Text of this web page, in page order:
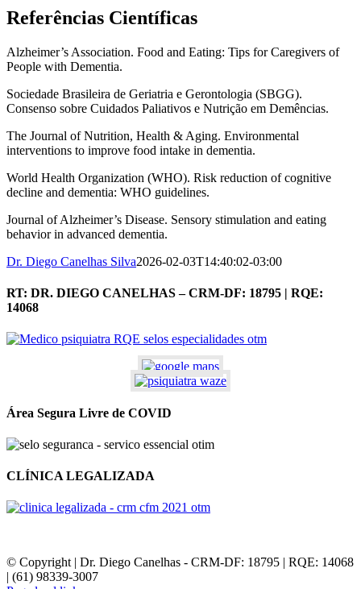
Referências Científicas
Alzheimer’s Association. Food and Eating: Tips for Caregivers of
People with Dementia.
Sociedade Brasileira de Geriatria e Gerontologia (SBGG).
Consenso sobre Cuidados Paliativos e Nutrição em Demências.
The Journal of Nutrition, Health & Aging. Environmental
interventions to improve food intake in dementia.
World Health Organization (WHO). Risk reduction of cognitive
decline and dementia: WHO guidelines.
Journal of Alzheimer’s Disease. Sensory stimulation and eating
behavior in advanced dementia.
Dr. Diego Canelhas Silva2026-02-03T14:40:02-03:00
RT: DR. DIEGO CANELHAS – CRM-DF: 18795 | RQE:
14068
Área Segura Livre de COVID
CLÍNICA LEGALIZADA
© Copyright | Dr. Diego Canelhas - CRM-DF: 18795 | RQE: 14068
| (61) 98339-3007